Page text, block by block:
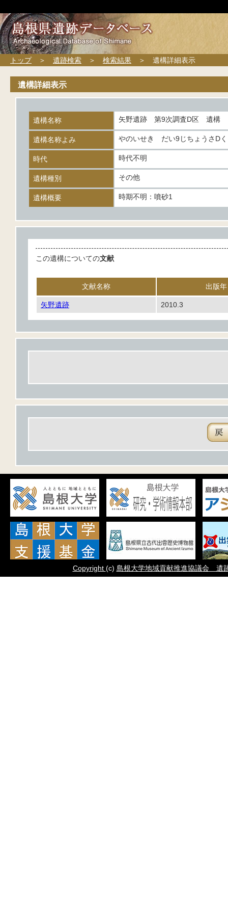
トップ＞ 遺跡検索 ＞ 検索結果 ＞ 遺構詳細表示
遺構詳細表示
遺構名称 矢野遺跡 第9次調査D区 遺構
遺構名称よみ やのいせき だい9じちょうさD
時代 時代不明
遺構種別 その他
遺構概要 時期不明：噴砂1
この遺構についての文献
文献名称 出版年
矢野遺跡 2010.3
Copyright (c) 島根大学地域貢献推進協議会 遺